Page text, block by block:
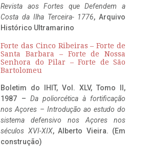
Revista aos Fortes que Defendem a
Costa da Ilha Terceira- 1776, Arquivo
Histórico Ultramarino
Forte das Cinco Ribeiras – Forte de
Santa Barbara – Forte de Nossa
Senhora do Pilar – Forte de São
Bartolomeu
Boletim do IHIT, Vol. XLV, Tomo II,
1987 – Da poliorcética à fortificação
nos Açores – Introdução ao estudo do
sistema defensivo nos Açores nos
séculos XVI-XIX, Alberto Vieira. (Em
construção)